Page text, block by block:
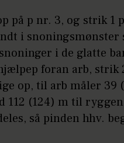
på p nr. 3, og strik 1
i snoningsmønster
i de glatte
foran arb, strik
op, til arb måler 39
112 (124) m til
så pinden hhv.